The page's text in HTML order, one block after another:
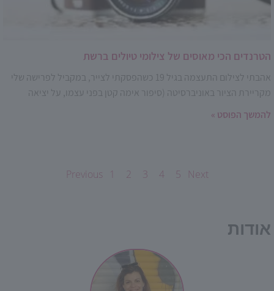
אודות
הטרנדים הכי מאוסים של צילומי טיולים ברשת
אהבתי לצילום התעצמה בגיל 19 כשהפסקתי לצייר, במקביל לפרישה שלי
מקריירת הציור באוניברסיטה (סיפור אימה קטן בפני עצמו, על יציאה
להמשך הפוסט »
Previous 1 2 3 4 5 Next